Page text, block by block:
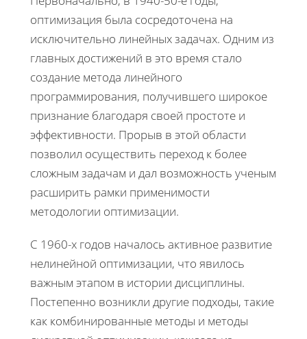
оптимизация была сосредоточена на
исключительно линейных задачах. Одним из
главных достижений в это время стало
создание метода линейного
программирования, получившего широкое
признание благодаря своей простоте и
эффективности. Прорыв в этой области
позволил осуществить переход к более
сложным задачам и дал возможность ученым
расширить рамки применимости
методологии оптимизации.
С 1960-х годов началось активное развитие
нелинейной оптимизации, что явилось
важным этапом в истории дисциплины.
Постепенно возникли другие подходы, такие
как комбинированные методы и методы